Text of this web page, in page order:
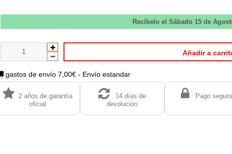
Recíbelo el Sábado 15 de
Añadir a
gastos de envío 7,00€ - Envío estandar
2 años de garantía
oficial
14 días de
devolución
Pago seguro